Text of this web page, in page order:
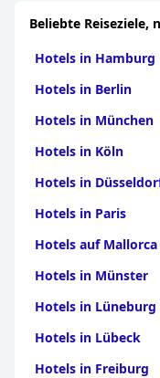
Beliebte Reiseziele,
Hotels in Hamburg
Hotels in Berlin
Hotels in München
Hotels in Köln
Hotels in
Hotels in Paris
Hotels auf Mallorca
Hotels in Münster
Hotels in Lüneburg
Hotels in Lübeck
Hotels in Freiburg